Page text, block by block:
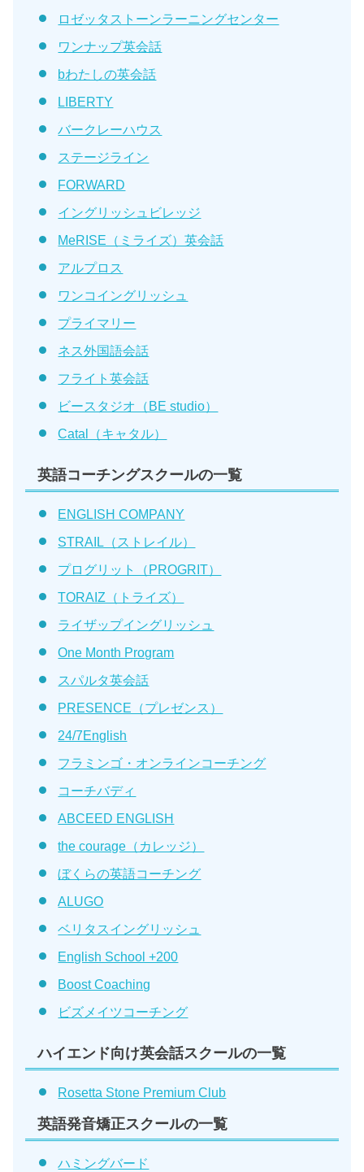
ロゼッタストーンラーニングセンター
ワンナップ英会話
bわたしの英会話
LIBERTY
バークレーハウス
ステージライン
FORWARD
イングリッシュビレッジ
MeRISE（ミライズ）英会話
アルプロス
ワンコイングリッシュ
プライマリー
ネス外国語会話
フライト英会話
ビースタジオ（BE studio）
Catal（キャタル）
英語コーチングスクールの一覧
ENGLISH COMPANY
STRAIL（ストレイル）
プログリット（PROGRIT）
TORAIZ（トライズ）
ライザップイングリッシュ
One Month Program
スパルタ英会話
PRESENCE（プレゼンス）
24/7English
フラミンゴ・オンラインコーチング
コーチバディ
ABCEED ENGLISH
the courage（カレッジ）
ぼくらの英語コーチング
ALUGO
ベリタスイングリッシュ
English School +200
Boost Coaching
ビズメイツコーチング
ハイエンド向け英会話スクールの一覧
Rosetta Stone Premium Club
英語発音矯正スクールの一覧
ハミングバード